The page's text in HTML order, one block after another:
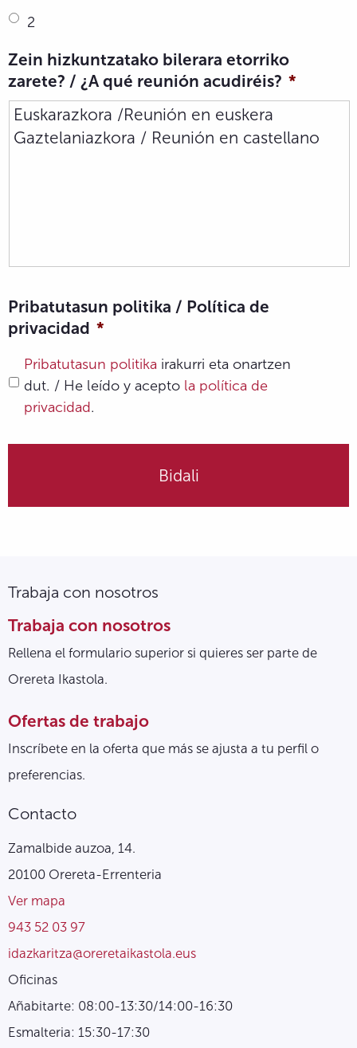
2
Zein hizkuntzatako bilerara etorriko
zarete? / ¿A qué reunión acudiréis? *
Pribatutasun politika / Política de
privacidad *
Pribatutasun politika irakurri eta onartzen
dut. / He leído y acepto la política de
privacidad.
Trabaja con nosotros
Trabaja con nosotros
Rellena el formulario superior si quieres ser parte de
Orereta Ikastola.
Ofertas de trabajo
Inscríbete en la oferta que más se ajusta a tu perfil o
preferencias.
Contacto
Zamalbide auzoa, 14.
20100 Orereta-Errenteria
Ver mapa
943 52 03 97
idazkaritza@oreretaikastola.eus
Oficinas
Añabitarte: 08:00-13:30/14:00-16:30
Esmalteria: 15:30-17:30